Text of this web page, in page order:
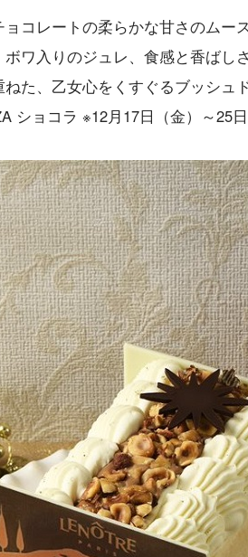
コレートの柔らかな甘さのムー
ワ入りのジュレ、食感と香ばし
た、乙女心をくすぐるブッシュ
ショコラ ※12月17日（金）～25